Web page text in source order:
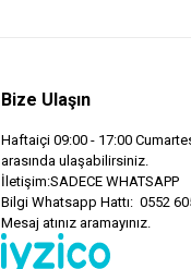
Bize Ulaşın
Haftaiçi 09:00 - 17:00
arasında ulaşabilirsiniz.
İletişim:SADECE WHATSAPP
Bilgi Whatsapp Hattı: 0552
Mesaj atınız aramayınız.